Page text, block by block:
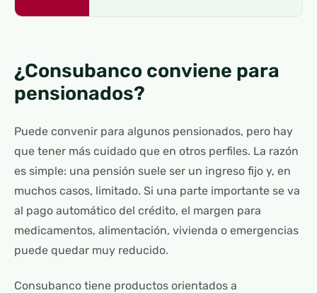
¿Consubanco conviene para
pensionados?
Puede convenir para algunos pensionados, pero hay
que tener más cuidado que en otros perfiles. La razón
es simple: una pensión suele ser un ingreso fijo y, en
muchos casos, limitado. Si una parte importante se va
al pago automático del crédito, el margen para
medicamentos, alimentación, vivienda o emergencias
puede quedar muy reducido.
Consubanco tiene productos orientados a